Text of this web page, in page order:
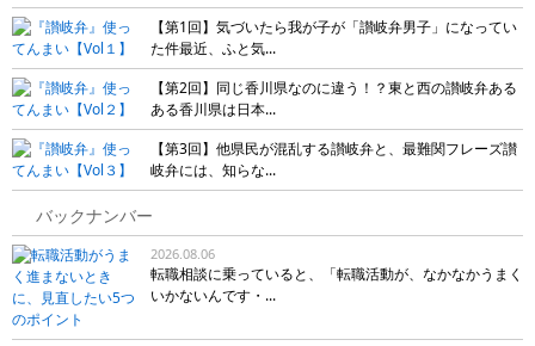
【第1回】気づいたら我が子が「讃岐弁男子」になってい
た件最近、ふと気...
【第2回】同じ香川県なのに違う！？東と西の讃岐弁ある
ある香川県は日本...
【第3回】他県民が混乱する讃岐弁と、最難関フレーズ讃
岐弁には、知らな...
バックナンバー
2026.08.06
転職相談に乗っていると、「転職活動が、なかなかうまく
いかないんです・...